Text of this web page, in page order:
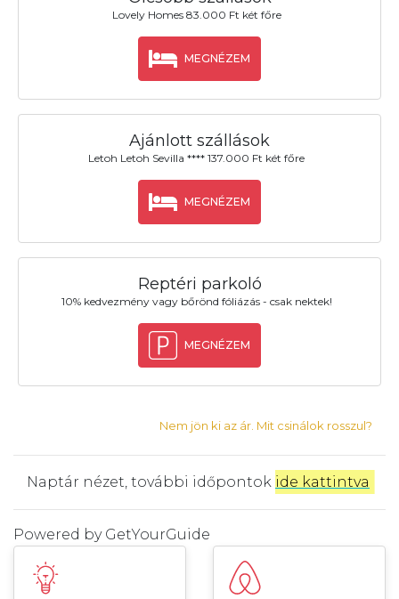
Lovely Homes 83.000 Ft két főre
MEGNÉZEM
Ajánlott szállások
Letoh Letoh Sevilla **** 137.000 Ft két főre
MEGNÉZEM
Reptéri parkoló
10% kedvezmény vagy bőrönd fóliázás - csak nektek!
MEGNÉZEM
Nem jön ki az ár. Mit csinálok rosszul?
Naptár nézet, további időpontok ide kattintva
Powered by GetYourGuide